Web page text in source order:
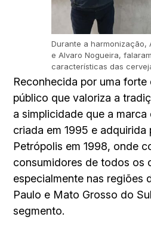
Durante a harmonização,
e Alvaro Nogueira,
características das
Reconhecida por uma
público que valoriza a
a simplicidade que a
criada em 1995 e adquirida
Petrópolis em 1998, onde
consumidores de todos os
especialmente nas regiões
Paulo e Mato Grosso do
segmento.